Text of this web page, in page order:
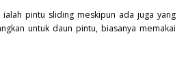
pintu sliding meskipun ada juga yang
untuk daun pintu, biasanya memakai